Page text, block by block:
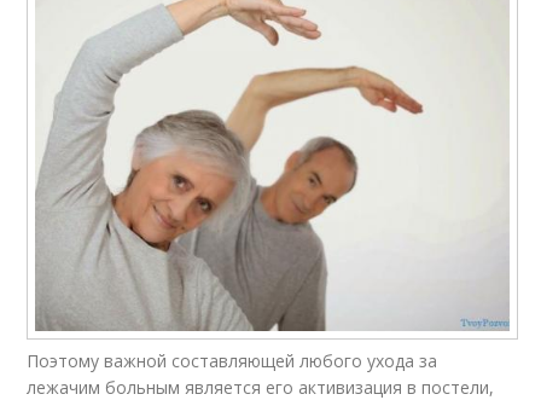
Поэтому важной составляющей любого ухода за
лежачим больным является его активизация в постели,